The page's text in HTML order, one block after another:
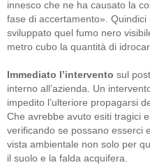
innesco che ne ha causato la
fase di accertamento».
sviluppato quel fumo nero
metro cubo la quantità di
Immediato l’intervento sul
interno all’azienda. Un
impedito l’ulteriore propagarsi
Che avrebbe avuto esiti tragici
verificando se possano esserci
vista ambientale non solo per
il suolo e la falda acquifera.